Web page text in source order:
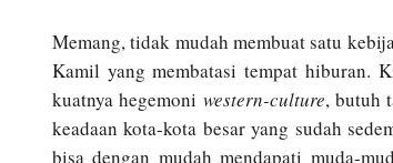
Memang, tidak mudah membuat satu
Kamil yang membatasi tempat hiburan.
kuatnya hegemoni western-culture, butuh
keadaan kota-kota besar yang sudah
bisa dengan mudah mendapati muda-